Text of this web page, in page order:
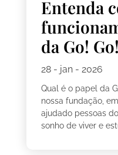
Entenda
da Go!
28 - jan - 2026
Qual é o papel da
nossa fundação,
ajudado pessoas
sonho de viver e